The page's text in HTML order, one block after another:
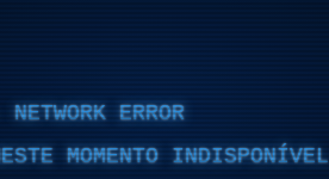
ERROR
MOMENTO INDISPONÍVEL